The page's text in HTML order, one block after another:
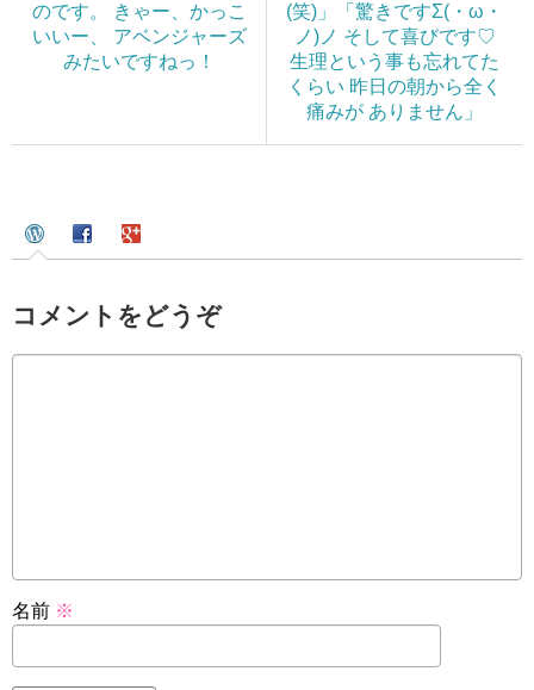
のです。 きゃー、かっこ
いいー、 アベンジャーズ
みたいですねっ！
(笑)」「驚きですΣ(・ω・
ノ)ノ そして喜びです♡
生理という事も忘れてた
くらい 昨日の朝から全く
痛みが ありません」
コメントをどうぞ
名前 ※